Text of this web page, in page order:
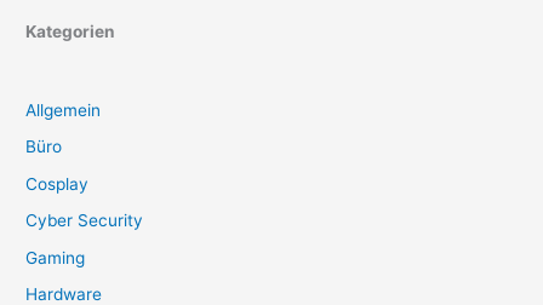
Kategorien
Allgemein
Büro
Cosplay
Cyber Security
Gaming
Hardware